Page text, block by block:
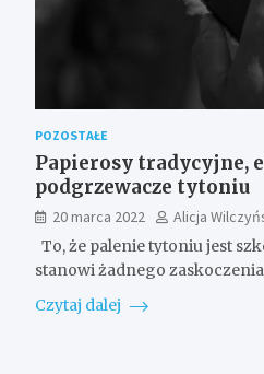
POZOSTAŁE
Papierosy tradycyjne,
podgrzewacze tytoniu
20 marca 2022
Alicja
To, że palenie tytoniu jest
stanowi żadnego
Czytaj dalej